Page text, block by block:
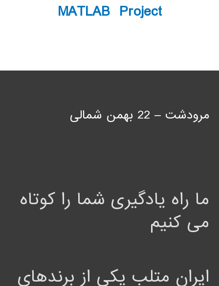
MATLAB Project
مرودشت – 22 بهمن شمالی
ما راه یادگیری شما را کوتاه
می کنیم
ایران متلب یکی از برندهای